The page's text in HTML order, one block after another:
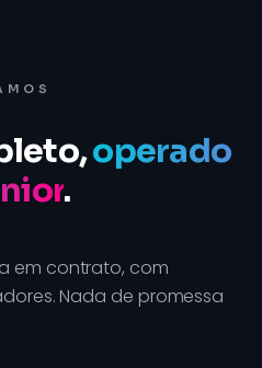
operado
.
em contrato, com
Nada de promessa